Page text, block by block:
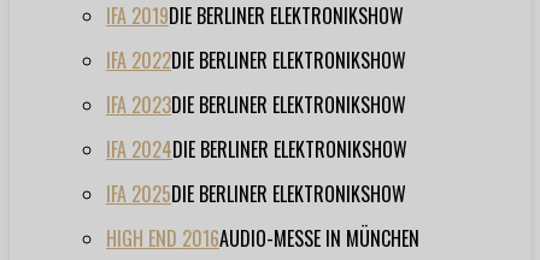
IFA 2019DIE BERLINER ELEKTRONIKSHOW
IFA 2022DIE BERLINER ELEKTRONIKSHOW
IFA 2023DIE BERLINER ELEKTRONIKSHOW
IFA 2024DIE BERLINER ELEKTRONIKSHOW
IFA 2025DIE BERLINER ELEKTRONIKSHOW
HIGH END 2016AUDIO-MESSE IN MÜNCHEN